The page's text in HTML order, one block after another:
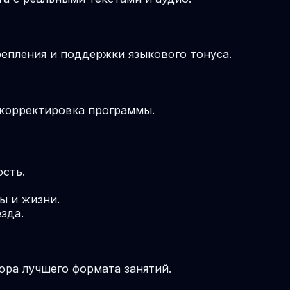
и поддержки языкового тонуса.
программы.
и жизни.
лучшего формата занятий.